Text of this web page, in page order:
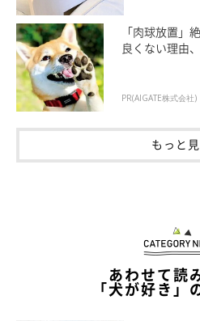
きなこちゃん
「肉球放置」
良くない理由
PR(AIGATE株式会社)
もっと
あわせて読
「犬が好き」